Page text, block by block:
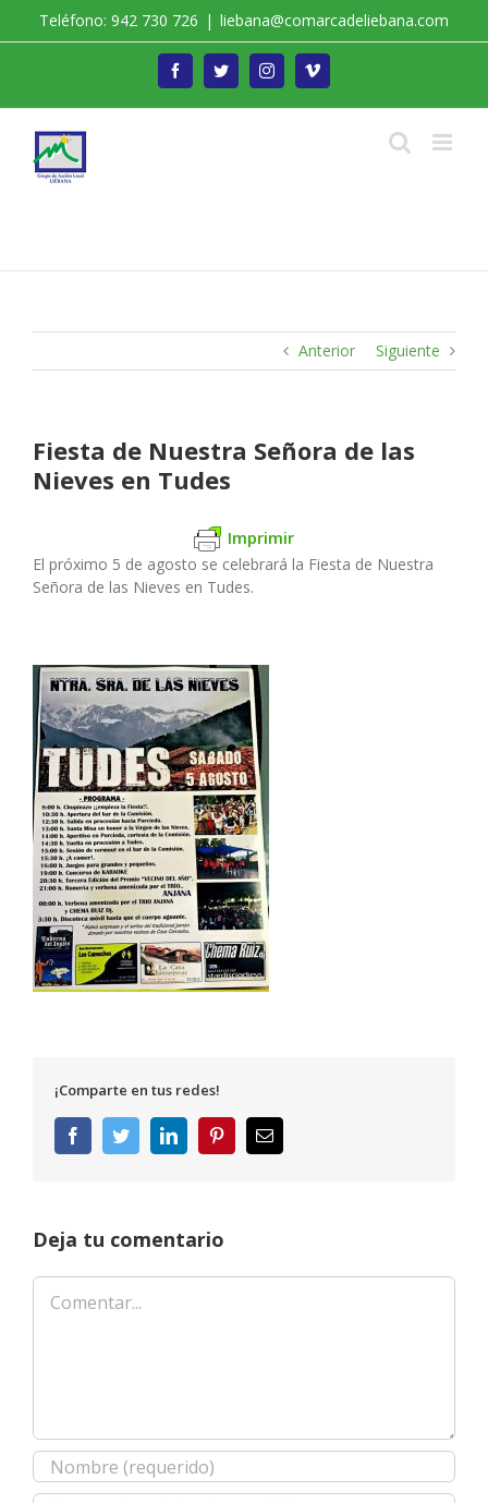
Teléfono: 942 730 726 | liebana@comarcadeliebana.com
FacebookTwitterInstagramVimeo
Anterior Siguiente
Fiesta de Nuestra Señora de las
Nieves en Tudes
Imprimir
El próximo 5 de agosto se celebrará la Fiesta de Nuestra
Señora de las Nieves en Tudes.
¡Comparte en tus redes!
FacebookTwitterLinkedInPinterestCorreo
electrónico
Deja tu comentario
Comentar